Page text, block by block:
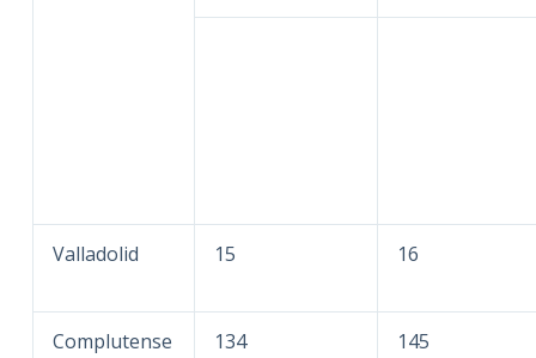
Valladolid 15 16
Complutense
134 145